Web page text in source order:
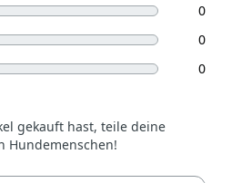
0
0
0
gekauft hast, teile deine
Hundemenschen!